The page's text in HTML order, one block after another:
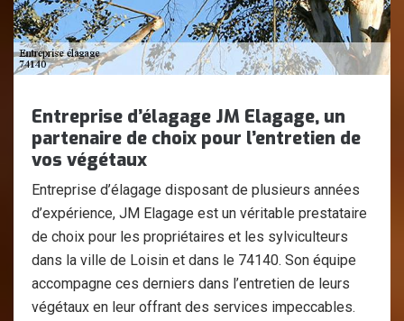
Entreprise d’élagage JM Elagage, un
partenaire de choix pour l’entretien de
vos végétaux
Entreprise d’élagage disposant de plusieurs années
d’expérience, JM Elagage est un véritable prestataire
de choix pour les propriétaires et les sylviculteurs
dans la ville de Loisin et dans le 74140. Son équipe
accompagne ces derniers dans l’entretien de leurs
végétaux en leur offrant des services impeccables.